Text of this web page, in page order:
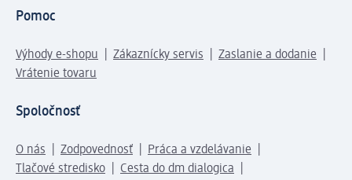
Pomoc
Výhody e-shopu Zákaznícky servis
Zaslanie a dodanie
Vrátenie tovaru
Spoločnosť
O nás Zodpovednosť
Práca a vzdelávanie
Tlačové stredisko
Cesta do dm dialogica